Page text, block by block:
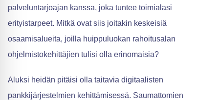
palveluntarjoajan kanssa, joka tuntee toimialasi
erityistarpeet. Mitkä ovat siis joitakin keskeisiä
osaamisalueita, joilla huippuluokan rahoitusalan
ohjelmistokehittäjien tulisi olla erinomaisia?
Aluksi heidän pitäisi olla taitavia digitaalisten
pankkijärjestelmien kehittämisessä. Saumattomien